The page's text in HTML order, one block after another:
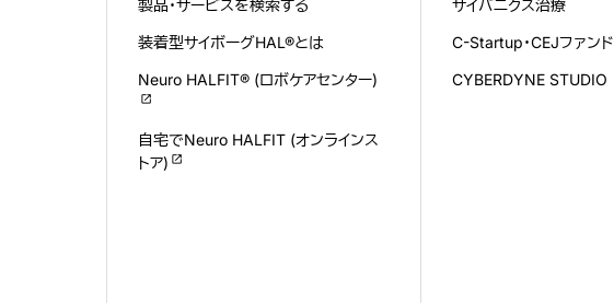
製品・サービスを検索する
装着型サイボーグHAL®とは
Neuro HALFIT® (ロボケアセンター)
自宅でNeuro HALFIT (オンラインス
トア)
サイバニクス治療
C-Startup・CEJファンド
CYBERDYNE STUDIO